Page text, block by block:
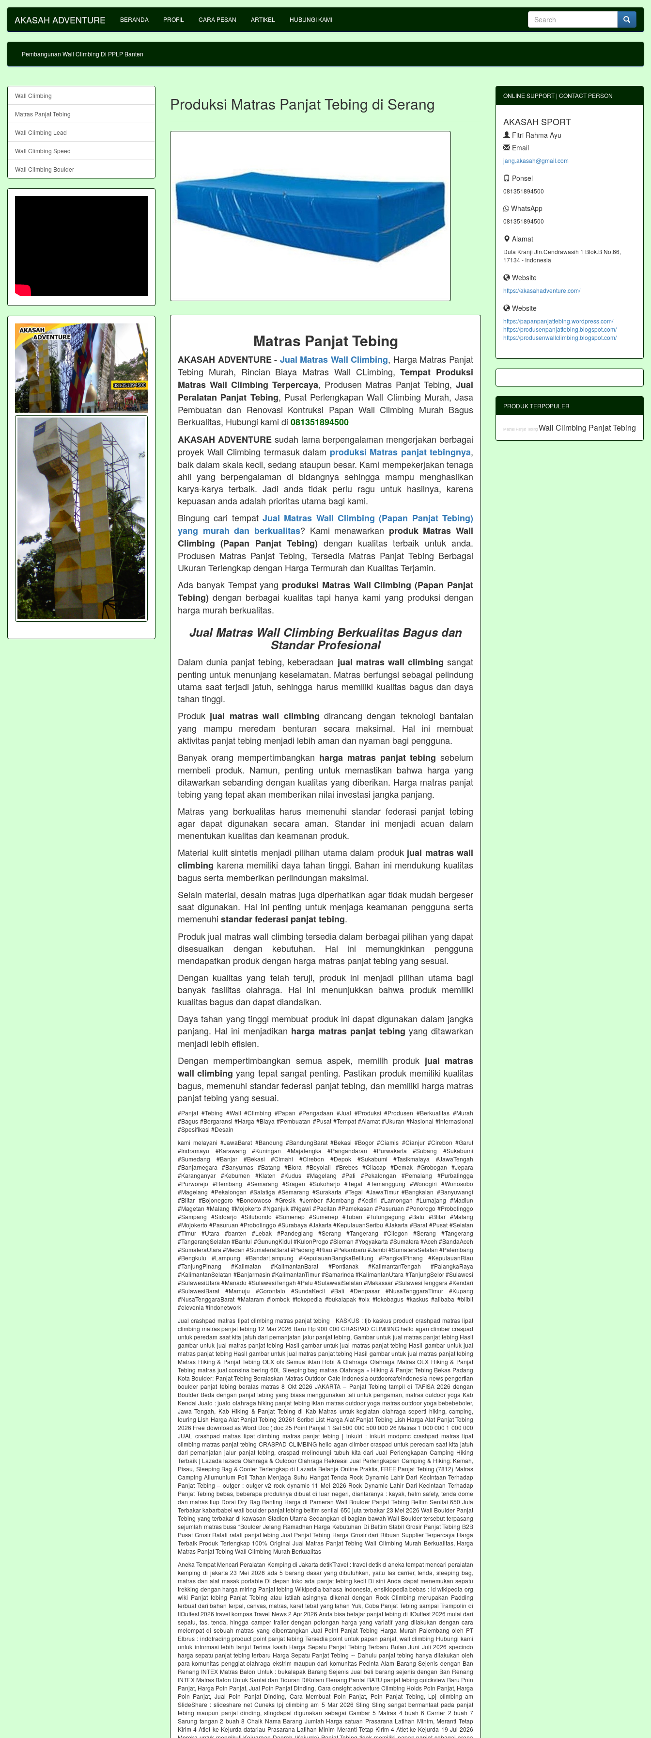
AKASAH ADVENTURE BERANDA PROFIL CARA PESAN ARTIKEL HUBUNGI KAMI
Pembangunan Wall Climbing Di PPLP Banten
Produksi Matras Panjat Tebing di Serang
Matras Panjat Tebing
AKASAH ADVENTURE - Jual Matras Wall Climbing, Harga Matras Panjat
Tebing Murah, Rincian Biaya Matras Wall CLimbing,Tempat Produksi
Matras Wall Climbing Terpercaya, Produsen Matras Panjat Tebing, Jual
Peralatan Panjat Tebing, Pusat Perlengkapan Wall Climbing Murah, Jasa
Pembuatan dan Renovasi Kontruksi Papan Wall Climbing Murah Bagus
Berkualitas, Hubungi kami di 081351894500
AKASAH ADVENTUREsudah lama berpengalaman mengerjakan berbagai
proyek Wall Climbing termasuk dalam produksi Matras panjat tebingnya,
baik dalam skala kecil, sedang ataupun besar. Kami mempekerjakan tenaga
ahli yang berpengalaman di bidangnya sehingga mampu menghasilkan
karya-karya terbaik. Jadi anda tidak perlu ragu untuk hasilnya, karena
kepuasan anda adalah prioritas utama bagi kami.
Bingung cari tempat Jual Matras Wall Climbing (Papan Panjat Tebing)
yang murah dan berkualitas? Kami menawarkan produk Matras Wall
Climbing (Papan Panjat Tebing) dengan kualitas terbaik untuk anda.
Produsen Matras Panjat Tebing, Tersedia Matras Panjat Tebing Berbagai
Ukuran Terlengkap dengan Harga Termurah dan Kualitas Terjamin.
Ada banyak Tempat yang produksi Matras Wall Climbing (Papan Panjat
Tebing) dengan berbagai kualitas tapi hanya kami yang produksi dengan
harga murah berkualitas.
Jual Matras Wall Climbing Berkualitas Bagus dan
Standar Profesional
Dalam dunia panjat tebing, keberadaan jual matras wall climbing sangat
penting untuk menunjang keselamatan. Matras berfungsi sebagai pelindung
utama saat terjadi jatuh, sehingga harus memiliki kualitas bagus dan daya
tahan tinggi.
Produk jual matras wall climbing dirancang dengan teknologi bantalan
yang mampu meredam benturan secara maksimal. Hal ini membuat
aktivitas panjat tebing menjadi lebih aman dan nyaman bagi pengguna.
Banyak orang mempertimbangkan harga matras panjat tebing sebelum
membeli produk. Namun, penting untuk memastikan bahwa harga yang
ditawarkan sebanding dengan kualitas yang diberikan. Harga matras panjat
tebing yang tepat akan memberikan nilai investasi jangka panjang.
Matras yang berkualitas harus memenuhi standar federasi panjat tebing
agar dapat digunakan secara aman. Standar ini menjadi acuan dalam
menentukan kualitas dan keamanan produk.
Material kulit sintetis menjadi pilihan utama dalam produk jual matras wall
climbing karena memiliki daya tahan tinggi. Bahan ini mendukung kualitas
bagus serta memberikan perlindungan maksimal.
Selain material, desain matras juga diperhatikan agar tidak mudah bergeser
saat digunakan. Hal ini penting untuk menjaga keamanan pengguna serta
memenuhi standar federasi panjat tebing.
Produk jual matras wall climbing tersedia dalam berbagai pilihan yang dapat
disesuaikan dengan kebutuhan. Hal ini memungkinkan pengguna
mendapatkan produk dengan harga matras panjat tebing yang sesuai.
Dengan kualitas yang telah teruji, produk ini menjadi pilihan utama bagi
banyak fasilitas olahraga. Hal ini menunjukkan bahwa produk memiliki
kualitas bagus dan dapat diandalkan.
Daya tahan yang tinggi membuat produk ini dapat digunakan dalam jangka
panjang. Hal ini menjadikan harga matras panjat tebing yang ditawarkan
menjadi lebih efisien.
Dengan mempertimbangkan semua aspek, memilih produk jual matras
wall climbing yang tepat sangat penting. Pastikan produk memiliki kualitas
bagus, memenuhi standar federasi panjat tebing, dan memiliki harga matras
panjat tebing yang sesuai.
#Panjat #Tebing #Wall #Climbing #Papan #Pengadaan #Jual #Produksi #Produsen #Berkualitas #Murah
#Bagus #Bergaransi #Harga #Biaya #Pembuatan #Pusat #Tempat #Alamat #Ukuran #Nasional #Internasional
#Spesifikasi #Desain
kami melayani #JawaBarat #Bandung #BandungBarat #Bekasi #Bogor #Ciamis #Cianjur #Cirebon #Garut
#Indramayu #Karawang #Kuningan #Majalengka #Pangandaran #Purwakarta #Subang #Sukabumi
#Sumedang #Banjar #Bekasi #Cimahi #Cirebon #Depok #Sukabumi #Tasikmalaya #JawaTengah
#Banjarnegara #Banyumas #Batang #Blora #Boyolali #Brebes #Cilacap #Demak #Grobogan #Jepara
#Karanganyar #Kebumen #Klaten #Kudus #Magelang #Pati #Pekalongan #Pemalang #Purbalingga
#Purworejo #Rembang #Semarang #Sragen #Sukoharjo #Tegal #Temanggung #Wonogiri #Wonosobo
#Magelang #Pekalongan #Salatiga #Semarang #Surakarta #Tegal #JawaTimur #Bangkalan #Banyuwangi
#Blitar #Bojonegoro #Bondowoso #Gresik #Jember #Jombang #Kediri #Lamongan #Lumajang #Madiun
#Magetan #Malang #Mojokerto #Nganjuk #Ngawi #Pacitan #Pamekasan #Pasuruan #Ponorogo #Probolinggo
#Sampang #Sidoarjo #Situbondo #Sumenep #Sumenep #Tuban #Tulungagung #Batu #Blitar #Malang
#Mojokerto #Pasuruan #Probolinggo #Surabaya #Jakarta #KepulauanSeribu #Jakarta #Barat #Pusat #Selatan
#Timur #Utara #banten #Lebak #Pandeglang #Serang #Tangerang #Cilegon #Serang #Tangerang
#TangerangSelatan #Bantul #GunungKidul #KulonProgo #Sleman #Yogyakarta #Sumatera #Aceh #BandaAceh
#SumateraUtara #Medan #SumateraBarat #Padang #Riau #Pekanbaru #Jambi #SumateraSelatan #Palembang
#Bengkulu #Lampung #BandarLampung #KepulauanBangkaBelitung #PangkalPinang #KepulauanRiau
#TanjungPinang #Kalimatan #KalimantanBarat #Pontianak #KalimantanTengah #PalangkaRaya
#KalimantanSelatan #Banjarmasin #KalimantanTimur #Samarinda #KalimantanUtara #TanjungSelor #Sulawesi
#SulawesiUtara #Manado #SulawesiTengah #Palu #SulawesiSelatan #Makassar #SulawesiTenggara #Kendari
#SulawesiBarat #Mamuju #Gorontalo #SundaKecil #Bali #Denpasar #NusaTenggaraTimur #Kupang
#NusaTenggaraBarat #Mataram #lombok #tokopedia #bukalapak #olx #tokobagus #kaskus #alibaba #blibli
#elevenia #indonetwork
Jual crashpad matras lipat climbing matras panjat tebing | KASKUS : fjb kaskus product crashpad matras lipat
climbing matras panjat tebing 12 Mar 2026 Baru Rp 900 000 CRASPAD CLIMBING hello agan climber craspad
untuk peredam saat kita jatuh dari pemanjatan jalur panjat tebing, Gambar untuk jual matras panjat tebing Hasil
gambar untuk jual matras panjat tebing Hasil gambar untuk jual matras panjat tebing Hasil gambar untuk jual
matras panjat tebing Hasil gambar untuk jual matras panjat tebing Hasil gambar untuk jual matras panjat tebing
Matras Hiking & Panjat Tebing OLX olx Semua iklan Hobi & Olahraga Olahraga Matras OLX Hiking & Panjat
Tebing matras jual consina bering 60L Sleeping bag matras Olahraga » Hiking & Panjat Tebing Bekas Padang
Kota Boulder: Panjat Tebing Beralaskan Matras Outdoor Cafe Indonesia outdoorcafeindonesia news pengertian
boulder panjat tebing beralas matras 8 Okt 2026 JAKARTA – Panjat Tebing tampil di TAFISA 2026 dengan
Boulder Beda dengan panjat tebing yang biasa menggunakan tali untuk pengaman, matras outdoor yoga Kab
Kendal Jualo : jualo olahraga hiking panjat tebing iklan matras outdoor yoga matras outdoor yoga bebebeboler,
Jawa Tengah, Kab Hiking & Panjat Tebing di Kab Matras untuk kegiatan olahraga seperti hiking, camping,
touring Lish Harga Alat Panjat Tebing 20261 Scribd List Harga Alat Panjat Tebing Lish Harga Alat Panjat Tebing
2026 Free download as Word Doc ( doc 25 Point Panjat 1 Set 500 000 500 000 26 Matras 1 000 000 1 000 000
JUAL crashpad matras lipat climbing matras panjat tebing | inkuiri : inkuiri modpmc crashpad matras lipat
climbing matras panjat tebing CRASPAD CLIMBING hello agan climber craspad untuk peredam saat kita jatuh
dari pemanjatan jalur panjat tebing, craspad melindungi tubuh kita dari Jual Perlengkapan Camping Hiking
Terbaik | Lazada lazada Olahraga & Outdoor Olahraga Rekreasi Jual Perlengkapan Camping & Hiking: Kemah,
Pisau, Sleeping Bag & Cooler Terlengkap di Lazada Belanja Online Praktis, FREE Panjat Tebing (7812) Matras
Camping Allumunium Foil Tahan Menjaga Suhu Hangat Tenda Rock Dynamic Lahir Dari Kecintaan Terhadap
Panjat Tebing – outger : outger v2 rock dynamic 11 Mei 2026 Rock Dynamic Lahir Dari Kecintaan Terhadap
Panjat Tebing bebas, beberapa produknya dibuat di luar negeri, diantaranya : kayak, helm safety, tenda dome
dan matras tiup Dorai Dry Bag Banting Harga di Pameran Wall Boulder Panjat Tebing Beltim Senilai 650 Juta
Terbakar kabarbabel wall boulder panjat tebing beltim senilai 650 juta terbakar 23 Mei 2026 Wall Boulder Panjat
Tebing yang terbakar di kawasan Stadion Utama Sedangkan di bagian bawah Wall Boulder tersebut terpasang
sejumlah matras busa “Boulder Jelang Ramadhan Harga Kebutuhan Di Beltim Stabil Grosir Panjat Tebing B2B
Pusat Grosir Ralali‎ ralali panjat tebing‎ Jual Panjat Tebing Harga Grosir dari Ribuan Supplier Terpercaya Harga
Terbaik Produk Terlengkap 100% Original Jual Matras Panjat Tebing Wall Climbing Murah Berkualitas, Harga
Matras Panjat Tebing Wall Climbing Murah Berkualitas
Aneka Tempat Mencari Peralatan Kemping di Jakarta detikTravel : travel detik d aneka tempat mencari peralatan
kemping di jakarta 23 Mei 2026 ada 5 barang dasar yang dibutuhkan, yaitu tas carrier, tenda, sleeping bag,
matras dan alat masak portable Di depan toko ada panjat tebing kecil Di sini Anda dapat menemukan sepatu
trekking dengan harga miring Panjat tebing Wikipedia bahasa Indonesia, ensiklopedia bebas : id wikipedia org
wiki Panjat tebing Panjat Tebing atau istilah asingnya dikenal dengan Rock Climbing merupakan Padding
terbuat dari bahan terpal, canvas, matras, karet tebal yang tahan Yuk, Coba Panjat Tebing sampai Trampolin di
IIOutfest 2026 travel kompas Travel News 2 Apr 2026 Anda bisa belajar panjat tebing di IIOutfest 2026 mulai dari
sepatu, tas, tenda, hingga camper trailer dengan potongan harga yang variatif yang dilakukan dengan cara
melompat di sebuah matras yang dibentangkan Jual Point Panjat Tebing Harga Murah Palembang oleh PT
Elbrus : indotrading product point panjat tebing Tersedia point untuk papan panjat, wall climbing Hubungi kami
untuk informasi lebih lanjut Terima kasih Harga Sepatu Panjat Tebing Terbaru Bulan Juni Juli 2026 specindo
harga sepatu panjat tebing terbaru Harga Sepatu Panjat Tebing ∼ Dahulu panjat tebing hanya dilakukan oleh
para komunitas penggiat olahraga ekstrim maupun dari komunitas Pecinta Alam Barang Sejenis dengan Ban
Renang INTEX Matras Balon Untuk : bukalapak Barang Sejenis Jual beli barang sejenis dengan Ban Renang
INTEX Matras Balon Untuk Santai dan Tiduran DiKolam Renang Pantai BATU panjat tebing quickview Baru Poin
Panjat, Harga Poin Panjat, Jual Poin Panjat Dinding, Cara onsight adventure Climbing Holds Poin Panjat, Harga
Poin Panjat, Jual Poin Panjat Dinding, Cara Membuat Poin Panjat, Poin Panjat Tebing, Lpj climbing am
SlideShare : slideshare net Cuneks lpj climbing am 5 Mar 2026 Sling Sling sangat bermanfaat pada panjat
tebing maupun panjat dinding, slingdapat digunakan sebagai Gambar 5 Matras 4 buah 6 Carrier 2 buah 7
Sarung tangan 2 buah 8 Chalk Nama Barang Jumlah Harga satuan Prasarana Latihan Minim, Meranti Tetap
Kirim 4 Atlet ke Kejurda datariau Prasarana Latihan Minim Meranti Tetap Kirim 4 Atlet ke Kejurda 19 Jul 2026
Wall Climbing
Matras Panjat Tebing
Wall Climbing Lead
Wall Climbing Speed
Wall Climbing Boulder
ONLINE SUPPORT | CONTACT PERSON
AKASAH SPORT
Fitri Rahma Ayu
Email
jang.akasah@gmail.com
Ponsel
081351894500
WhatsApp
081351894500
Alamat
Duta Kranji Jln.Cendrawasih 1 Blok.B No.66,
17134 - Indonesia
Website
https://akasahadventure.com/
Website
https://papanpanjattebing.wordpress.com/
https://produsenpanjattebing.blogspot.com/
https://produsenwallclimbing.blogspot.com/
PRODUK TERPOPULER
Matras Panjat TebingWall Climbing Panjat Tebing